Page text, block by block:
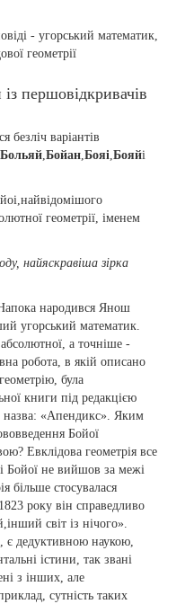
першовідкривачів
безліч варіантів
Больяй,Бойан,Бояі,Бояйі
геометрії, іменем
найяскравіша зірка
народився Янош
угорський математик.
а точніше -
робота, в якій описано
була
книги під редакцією
назва: «Апендикс». Яким
Бойої
Евклідова геометрія все
Бойої не вийшов за межі
більше стосувалася
року він справедливо
світ із нічого».
є дедуктивною наукою,
істини, так звані
з інших, але
сутність таких